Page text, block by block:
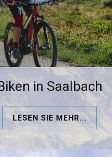
in Saalbach
LESEN SIE MEHR...